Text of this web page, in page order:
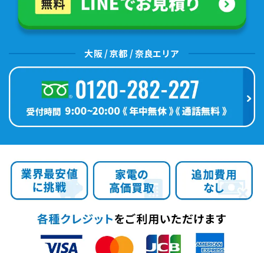
大阪 / 京都 / 奈良エリア